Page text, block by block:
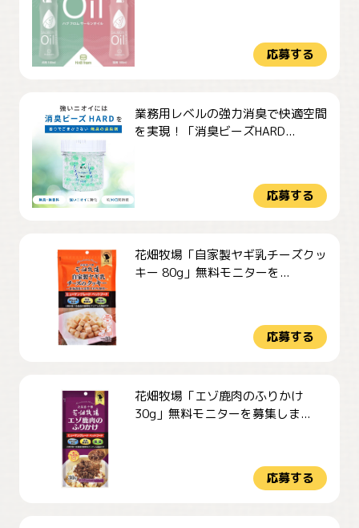
応募する
業務用レベルの強力消臭で快適空間
を実現！「消臭ビーズHARD...
応募する
花畑牧場「自家製ヤギ乳チーズクッ
キー 80g」無料モニターを...
応募する
花畑牧場「エゾ鹿肉のふりかけ
30g」無料モニターを募集しま...
応募する